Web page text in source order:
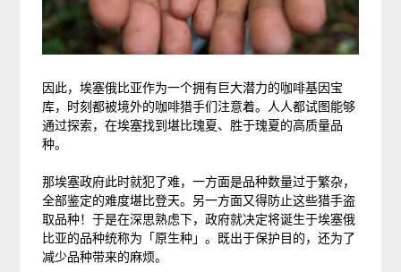
因此，埃塞俄比亚作为一个拥有巨大潜力的咖啡基因宝
库，时刻都被境外的咖啡猎手们注意着。人人都试图能够
通过探索，在埃塞找到堪比瑰夏、胜于瑰夏的高质量品
种。
那埃塞政府此时就犯了难，一方面是品种数量过于繁杂，
全部鉴定的难度堪比登天。另一方面又得防止这些猎手盗
取品种！于是在深思熟虑下，政府就决定将诞生于埃塞俄
比亚的品种统称为「原生种」。既出于保护目的，还为了
减少品种带来的麻烦。